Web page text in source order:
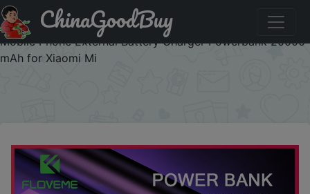
Паридбати з промокодом FLOVEME1502 FLOVEME
Power Bank 20000mAh Portable Charging Poverbank
Mobile Phone External Battery Charger Powerbank 20000
mAh for Xiaomi Mi
ChinaGoodBuy